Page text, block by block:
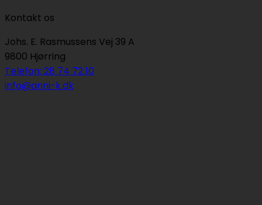
Kontakt os
Johs. E. Rasmussens Vej 39 A
9800 Hjørring
Telefon: 28 74 72 10
info@anni-k.dk